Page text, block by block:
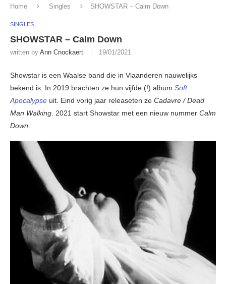
Home Singles SHOWSTAR – Calm Down
SINGLES
SHOWSTAR – Calm Down
written by Ann Cnockaert 19/01/2021
Showstar is een Waalse band die in Vlaanderen nauwelijks
bekend is. In 2019 brachten ze hun vijfde (!) album Soft
Apocalypse uit. Eind vorig jaar releaseten ze Cadavre / Dead
Man Walking. 2021 start Showstar met een nieuw nummer Calm
Down.